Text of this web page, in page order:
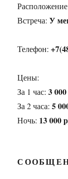
Встреча:У
Телефон:
Цены:
За 1 час:3
За 2 часа:5
Ночь: 13 000